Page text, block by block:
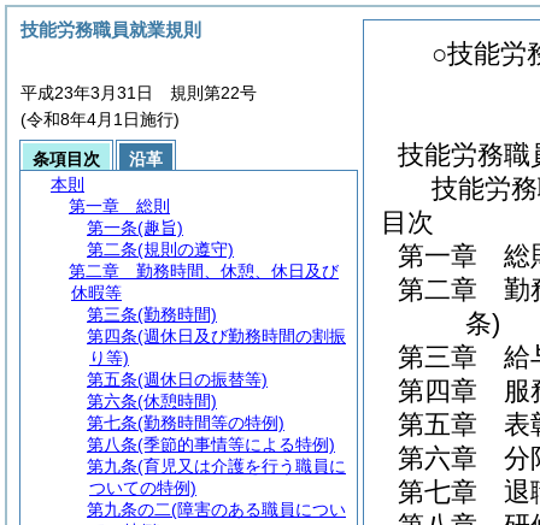
○技能労
技能労務職
技能労
目次
第一章
総
第二章
勤
条)
第三章
給
第四章
服
第五章
表
第六章
分
第七章
退
技能労務職員就業規則
平成23年3月31日 規則第22号
(令和8年4月1日施行)
条項目次
沿革
本則
第一章
総則
第一条(趣旨)
第二条(規則の遵守)
第二章
勤務時間、休憩、休日及び
休暇等
第三条(勤務時間)
第四条(週休日及び勤務時間の割振
り等)
第五条(週休日の振替等)
第六条(休憩時間)
第七条(勤務時間等の特例)
第八条(季節的事情等による特例)
第九条(育児又は介護を行う職員に
ついての特例)
第九条の二(障害のある職員につい